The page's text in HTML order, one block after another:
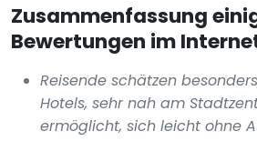
Zusammenfassung
Bewertungen im
Reisende schätzen
Hotels, sehr nah am
ermöglicht, sich leicht ohne